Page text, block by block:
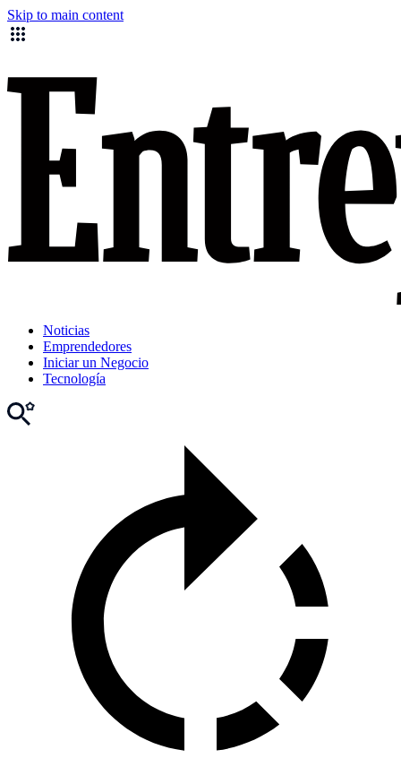
Skip to main content
Noticias
Emprendedores
Iniciar un Negocio
Tecnología